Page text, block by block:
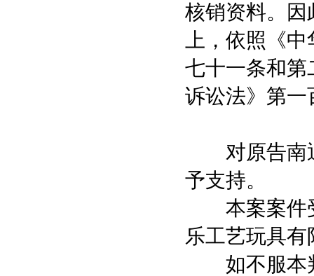
核销资料。因
上，依照《中
七十一条和第
诉讼法》 第一
对原告南通
予支持。
本案案件受
乐工艺玩具
如不服本判